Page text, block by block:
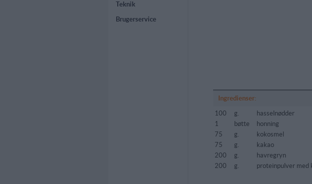
Teknik
Brugerservice
Ingredienser:
100
g.
hasselnødder
1
bøtte
honning
75
g.
kokosmel
75
g.
kakao
200
g.
havregryn
200
g. proteinpulver med